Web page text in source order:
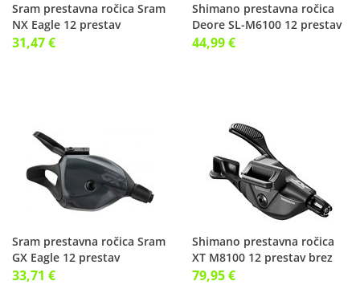
Sram prestavna ročica Sram
NX Eagle 12 prestav
31,47 €
Shimano prestavna ročica
Deore SL-M6100 12 prestav
desna
44,99 €
Sram prestavna ročica Sram
GX Eagle 12 prestav
33,71 €
Shimano prestavna ročica
XT M8100 12 prestav brez
objemke
79,95 €